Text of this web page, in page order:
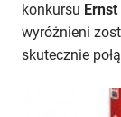
konkursu
wyróżnieni
skutecznie